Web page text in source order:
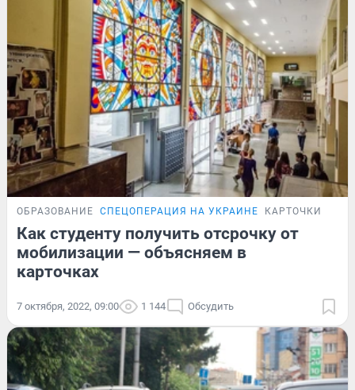
ОБРАЗОВАНИЕ СПЕЦОПЕРАЦИЯ НА УКРАИНЕ КАРТОЧКИ
Как студенту получить отсрочку от
мобилизации — объясняем в
карточках
7 октября, 2022, 09:00 1 144 Обсудить